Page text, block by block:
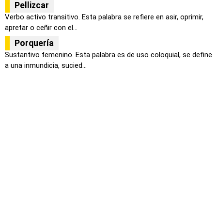
Pellizcar
Verbo activo transitivo. Esta palabra se refiere en asir, oprimir,
apretar o ceñir con el...
Porquería
Sustantivo femenino. Esta palabra es de uso coloquial, se define
a una inmundicia, sucied...